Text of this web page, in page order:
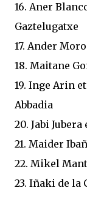
16. Aner
Gaztelugatxe
17. Ander
18. Maitane
19. Inge Arin
Abbadia
20. Jabi Jubera
21. Maider
22. Mikel
23. Iñaki de la